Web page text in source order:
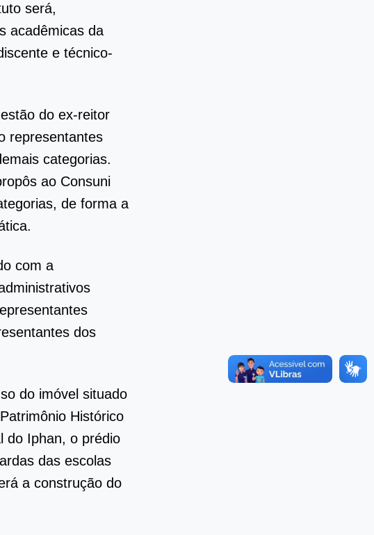
será,
acadêmicas da
e técnico-
do ex-reitor
representantes
categorias.
ao Consuni
de forma a
com a
dos
do imóvel situado
Histórico
do Iphan, o prédio
das escolas
a construção do